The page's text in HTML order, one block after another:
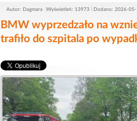
Autor: Dagmara Wyświetleń: 13973 Dodano: 2026-
BMW wyprzedzało na
trafiło do szpitala po